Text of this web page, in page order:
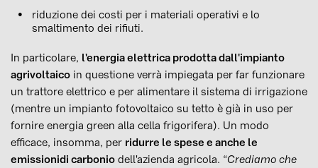
riduzione dei costi per i materiali operativi e lo
smaltimento dei rifiuti.
In particolare, l'energia elettrica prodotta dall'impianto
agrivoltaico in questione verrà impiegata per far funzionare
un trattore elettrico e per alimentare il sistema di irrigazione
(mentre un impianto fotovoltaico su tetto è già in uso per
fornire energia green alla cella frigorifera). Un modo
efficace, insomma, per ridurre le spese e anche le
emissionidi carbonio dell'azienda agricola. “Crediamo che